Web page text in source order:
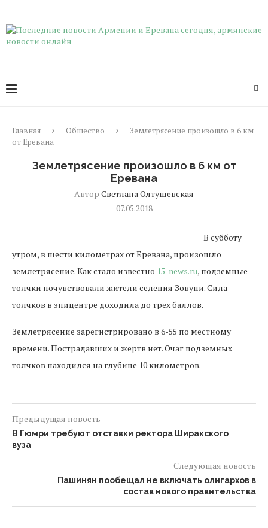
Главная Общество
Землетрясение произошло в 6 км
от Еревана
Землетрясение произошло в 6 км от
Еревана
Автор Светлана Олтушевская
07.05.2018
В субботу
утром, в шести километрах от Еревана, произошло
землетрясение. Как стало известно 15-news.ru, подземные
толчки почувствовали жители селения Зовуни. Сила
толчков в эпицентре доходила до трех баллов.
Землетрясение зарегистрировано в 6-55 по местному
времени. Пострадавших и жертв нет. Очаг подземных
толчков находился на глубине 10 километров.
Предыдущая новость
В Гюмри требуют отставки ректора Ширакского
вуза
Следующая новость
Пашинян пообещал не включать олигархов в
состав нового правительства